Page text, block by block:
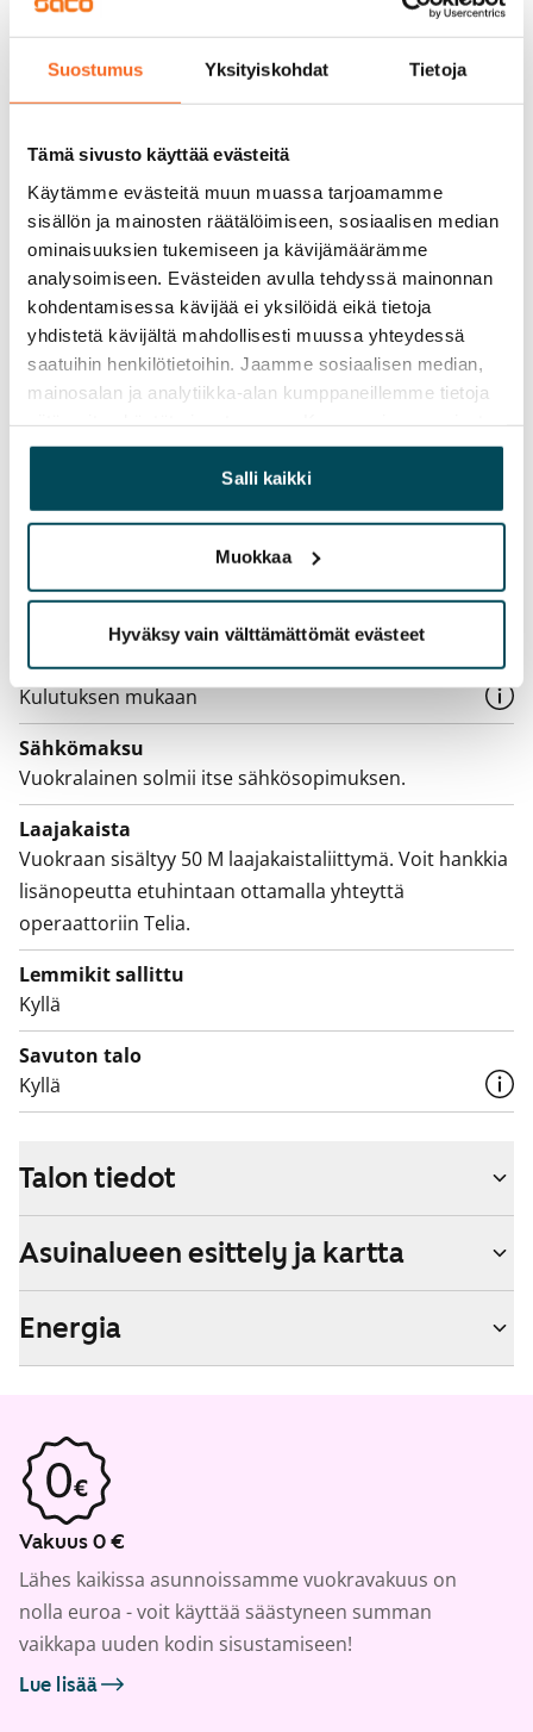
Suostumus Yksityiskohdat Tietoja
Tämä sivusto käyttää evästeitä
Käytämme evästeitä muun muassa tarjoamamme
sisällön ja mainosten räätälöimiseen, sosiaalisen median
ominaisuuksien tukemiseen ja kävijämäärämme
analysoimiseen. Evästeiden avulla tehdyssä mainonnan
kohdentamisessa kävijää ei yksilöidä eikä tietoja
yhdistetä kävijältä mahdollisesti muussa yhteydessä
saatuihin henkilötietoihin. Jaamme sosiaalisen median,
mainosalan ja analytiikka-alan kumppaneillemme tietoja
yhdistää näitä tietoja muihin tietoihin, joita olet antanut
heille tai joita on kerätty, kun olet käyttänyt heidän
palvelujaan.
Salli kaikki
Muokkaa
Hyväksy vain välttämättömät evästeet
lattioissa harmaat pienemmät laatat. Saunat ovat
pyykinpesukoneelle ja kuivausrummulle.
vesikiertoinen lattialämmitys.
Sopimus ja maksut
Vapautuminen
Vuokrattu
Varallisuusrajat
Ei
Vuokra
Vuokravakuus
0 €, (yrityksille min. 1 kk vuokra)
Kotivakuutus
Vesimaksu
Kulutuksen mukaan
Sähkömaksu
Vuokralainen solmii itse sähkösopimuksen.
Laajakaista
Vuokraan sisältyy 50 M laajakaistaliittymä. Voit hankkia
lisänopeutta etuhintaan ottamalla yhteyttä
operaattoriin Telia.
Lemmikit sallittu
Kyllä
Savuton talo
Kyllä
Talon tiedot
Asuinalueen esittely ja kartta
Energia
Vakuus 0 €
Lähes kaikissa asunnoissamme vuokravakuus on
nolla euroa - voit käyttää säästyneen summan
vaikkapa uuden kodin sisustamiseen!
Lue lisää